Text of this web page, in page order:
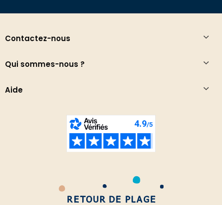
Contactez-nous
Qui sommes-nous ?
Aide